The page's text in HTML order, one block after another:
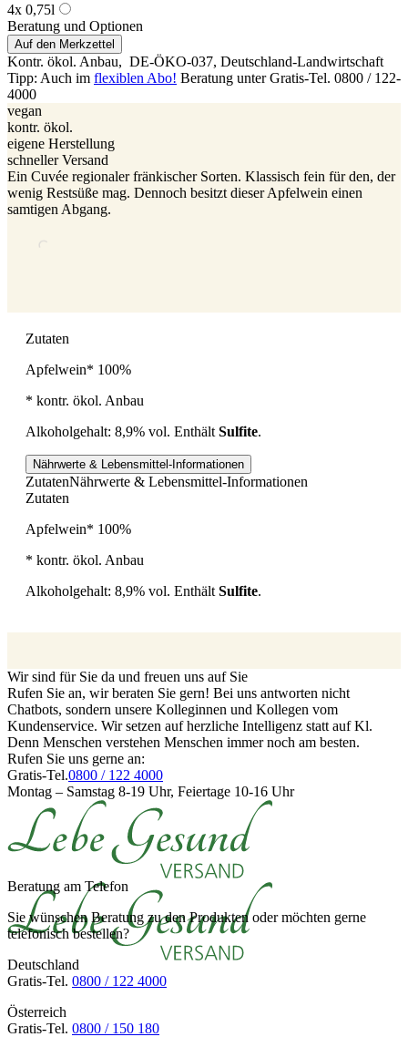
4x 0,75l
Beratung und Optionen
Auf den Merkzettel
Kontr. ökol. Anbau, DE-ÖKO-037, Deutschland-Landwirtschaft
Tipp: Auch im flexiblen Abo! Beratung unter Gratis-Tel. 0800 / 122-
4000
vegan
kontr. ökol.
eigene Herstellung
schneller Versand
Ein Cuvée regionaler fränkischer Sorten. Klassisch fein für den, der
wenig Restsüße mag. Dennoch besitzt dieser Apfelwein einen
samtigen Abgang.
Zutaten
Apfelwein* 100%
* kontr. ökol. Anbau
Alkoholgehalt: 8,9% vol. Enthält Sulfite.
Nährwerte & Lebensmittel-Informationen
ZutatenNährwerte & Lebensmittel-Informationen
Zutaten
Apfelwein* 100%
* kontr. ökol. Anbau
Alkoholgehalt: 8,9% vol. Enthält Sulfite.
Wir sind für Sie da und freuen uns auf Sie
Rufen Sie an, wir beraten Sie gern! Bei uns antworten nicht
Chatbots, sondern unsere Kolleginnen und Kollegen vom
Kundenservice. Wir setzen auf herzliche Intelligenz statt auf Kl.
Denn Menschen verstehen Menschen immer noch am besten.
Rufen Sie uns gerne an:
Gratis-Tel.0800 / 122 4000
Montag – Samstag 8-19 Uhr, Feiertage 10-16 Uhr
Beratung am Telefon
Sie wünschen Beratung zu den Produkten oder möchten gerne
telefonisch bestellen?
Deutschland
Gratis-Tel. 0800 / 122 4000
Österreich
Gratis-Tel. 0800 / 150 180